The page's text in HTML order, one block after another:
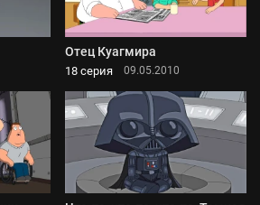
Отец Куагмира
18 серия 09.05.2010